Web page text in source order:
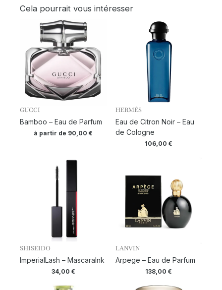
Cela pourrait vous intéresser
GUCCI
Bamboo – Eau de Parfum
à partir de 90,00€
HERMÈS
Eau de Citron Noir – Eau
de Cologne
106,00€
SHISEIDO
ImperialLash – MascaraInk
34,00 €
LANVIN
Arpege – Eau de Parfum
138,00€